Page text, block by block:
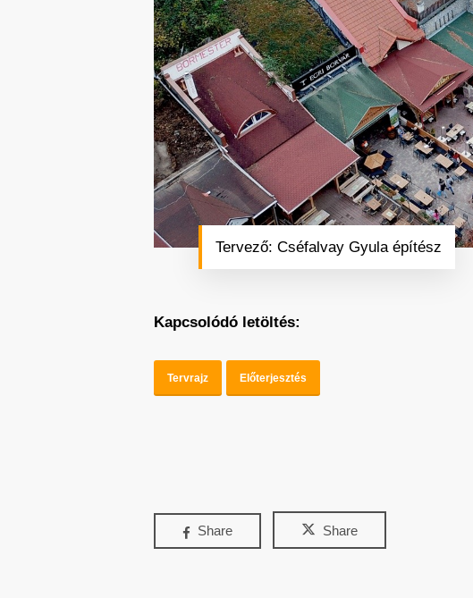
Tervező: Cséfalvay Gyula építész
Kapcsolódó letöltés:
Tervrajz Előterjesztés
Share Share